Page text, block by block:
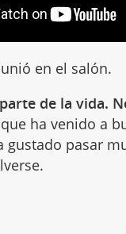
en el salón.
de la vida.
ha venido a
gustado pasar